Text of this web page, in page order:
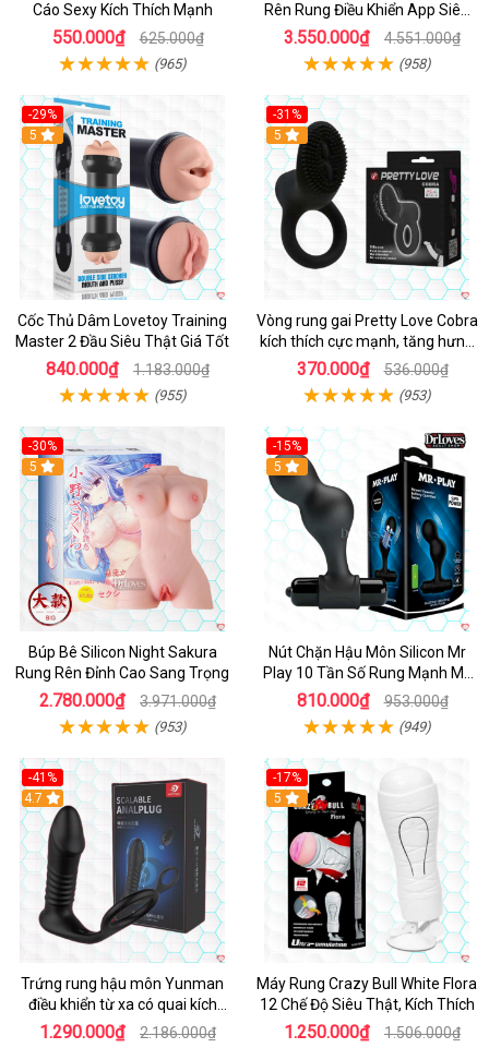
Cáo Sexy Kích Thích Mạnh
550.000₫ 625.000₫
(965)
Rên Rung Điều Khiển App Siêu
Phê
3.550.000₫ 4.551.000₫
(958)
-29%
Hot
5
Cốc Thủ Dâm Lovetoy Training
Master 2 Đầu Siêu Thật Giá Tốt
840.000₫ 1.183.000₫
(955)
-31%
5
Vòng rung gai Pretty Love Cobra
kích thích cực mạnh, tăng hưng
phấn
370.000₫ 536.000₫
(953)
-30%
Hot
5
Búp Bê Silicon Night Sakura
Rung Rên Đỉnh Cao Sang Trọng
2.780.000₫ 3.971.000₫
(953)
-15%
Hot
5
Nút Chặn Hậu Môn Silicon Mr
Play 10 Tần Số Rung Mạnh Mẽ
Kích Thích
810.000₫ 953.000₫
(949)
-41%
Hot
4.7
Trứng rung hậu môn Yunman
điều khiển từ xa có quai kích
thích
1.290.000₫ 2.186.000₫
-17%
5
Máy Rung Crazy Bull White Flora
12 Chế Độ Siêu Thật, Kích Thích
1.250.000₫ 1.506.000₫